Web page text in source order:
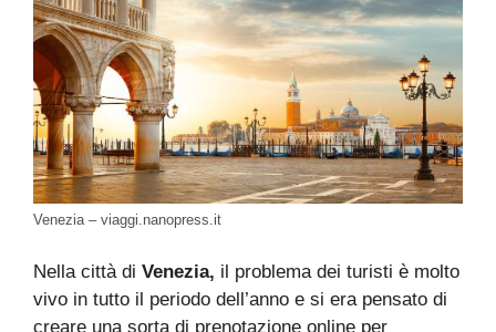
Venezia – viaggi.nanopress.it
Nella città di Venezia, il problema dei turisti è molto
vivo in tutto il periodo dell’anno e si era pensato di
creare una sorta di prenotazione online per